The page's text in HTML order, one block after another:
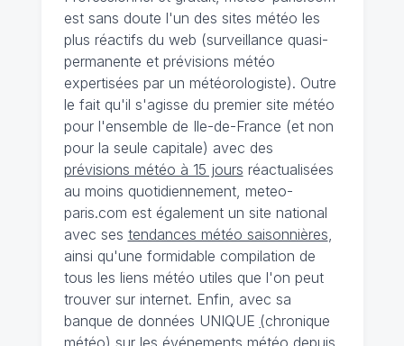
est sans doute l'un des sites météo les
plus réactifs du web (surveillance quasi-
permanente et prévisions météo
expertisées par un météorologiste). Outre
le fait qu'il s'agisse du premier site météo
pour l'ensemble de Ile-de-France (et non
pour la seule capitale) avec des
prévisions météo à 15 jours réactualisées
au moins quotidiennement, meteo-
paris.com est également un site national
avec ses tendances météo saisonnières,
ainsi qu'une formidable compilation de
tous les liens météo utiles que l'on peut
trouver sur internet. Enfin, avec sa
banque de données UNIQUE (chronique